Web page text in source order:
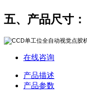
五、 产品尺寸：
在线咨询
产品描述
产品参数